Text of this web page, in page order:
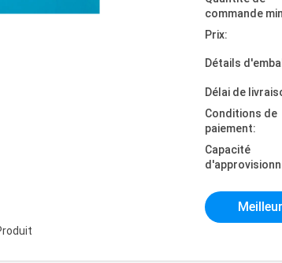
commande
Prix:
Détails
Délai de
Conditions de
paiement:
Capacité